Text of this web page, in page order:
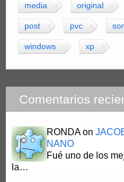
media original
post pvc
windows xp
Comentarios
RONDA on
NANO
Fué uno de los
la…